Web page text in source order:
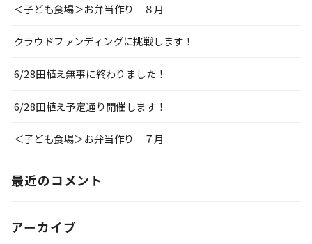
＜子ども食場＞お弁当作り ８月
クラウドファンディングに挑戦します！
6/28田植え無事に終わりました！
6/28田植え予定通り開催します！
＜子ども食場＞お弁当作り ７月
最近のコメント
アーカイブ